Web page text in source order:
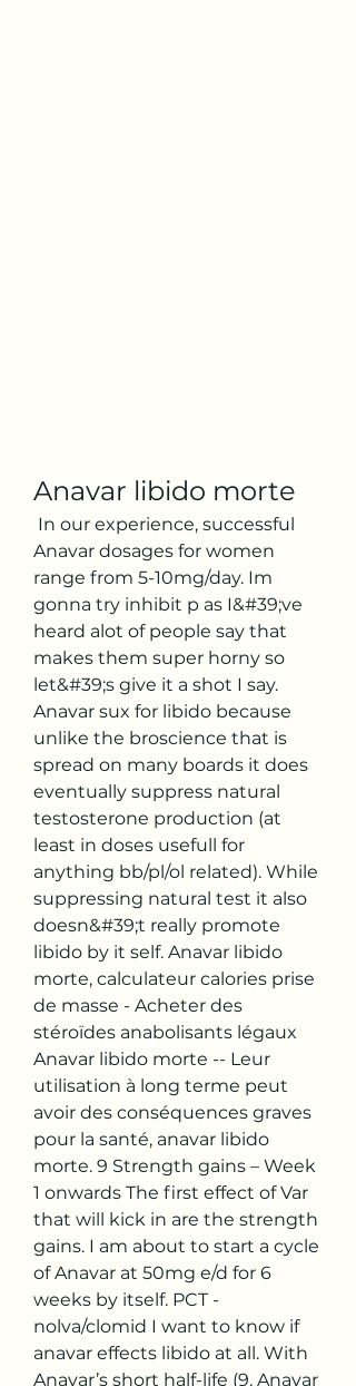
Anavar libido morte
Anavar dosages for women
range from 5-10mg/day. Im
gonna try inhibit p as I&#39;ve
heard alot of people say that
makes them super horny so
let&#39;s give it a shot I say.
Anavar sux for libido because
unlike the broscience that is
spread on many boards it does
eventually suppress natural
testosterone production (at
least in doses usefull for
anything bb/pl/ol related). While
suppressing natural test it also
doesn&#39;t really promote
libido by it self. Anavar libido
morte, calculateur calories prise
de masse - Acheter des
stéroïdes anabolisants légaux
Anavar libido morte -- Leur
utilisation à long terme peut
avoir des conséquences graves
pour la santé, anavar libido
morte. 9 Strength gains – Week
1 onwards The first effect of Var
that will kick in are the strength
gains. I am about to start a cycle
of Anavar at 50mg e/d for 6
weeks by itself. PCT -
nolva/clomid I want to know if
anavar effects libido at all. With
Anavar’s short half-life (9. Anavar